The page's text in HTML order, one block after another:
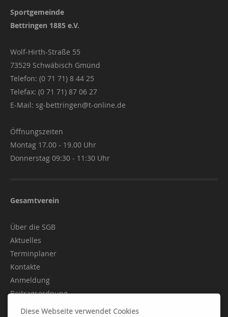
Sportgemeinde
Bettringen 1885 e.V.
Wolf-Hirth-Straße 55
73529 Schwäbisch Gmünd
Telefon: (0 71 71) 8 44 25
Telefax: (0 71 71) 87 06 27
E-Mail: sg-bettringen@t-online.de
Öffnungszeiten
Montag 17.00 - 19.00 Uhr
Donnerstag 09:30 - 11:30 Uhr
Gesamtverein
Über die SGB
Aktuelles
Terminplaner
Kontakte
Anmeldung
Beitragsordnung
Diese Webseite verwendet Cookies